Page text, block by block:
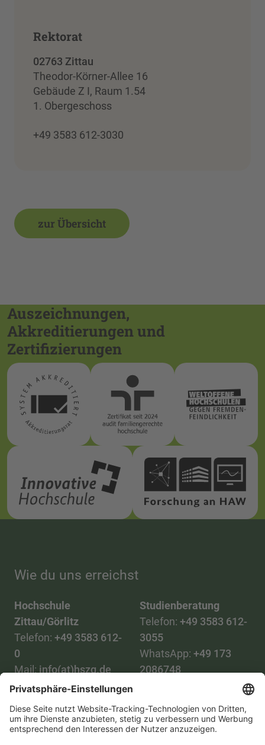
Rektorat
02763 Zittau
Theodor-Körner-Allee 16
Gebäude Z I, Raum 1.54
1. Obergeschoss
+49 3583 612-3030
zur Übersicht
Auszeichnungen,
Akkreditierungen und
Zertifizierungen
Wie du uns erreichst
Hochschule
Zittau/Görlitz
Telefon: +49 3583 612-
0
Mail: info(at)hszg.de
Studienberatung
Telefon: +49 3583 612-
3055
WhatsApp: +49 173
2086748